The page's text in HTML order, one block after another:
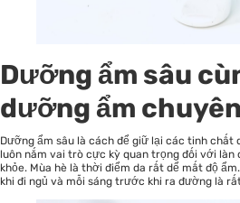
Dưỡng ẩm sâu
dưỡng ẩm
Dưỡng ẩm sâu là cách để giữ lại các tinh
luôn nắm vai trò cực kỳ quan trọng đối với làn
khỏe. Mùa hè là thời điểm da rất dể mất độ
khi đi ngủ và mỗi sáng trước khi ra đường là